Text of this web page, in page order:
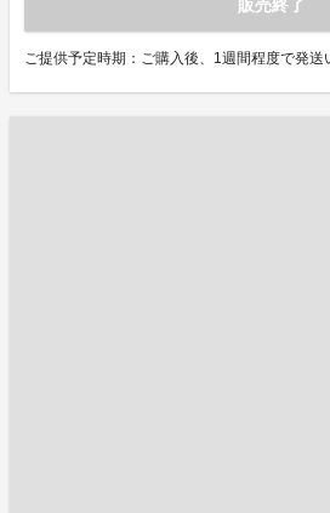
販売終了
ご提供予定時期：ご購入後、1週間程度で発送